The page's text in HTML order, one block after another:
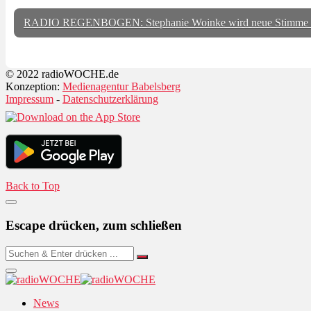
RADIO REGENBOGEN: Stephanie Woinke wird neue Stimme
© 2022 radioWOCHE.de
Konzeption: Medienagentur Babelsberg
Impressum - Datenschutzerklärung
Back to Top
Escape drücken, zum schließen
News